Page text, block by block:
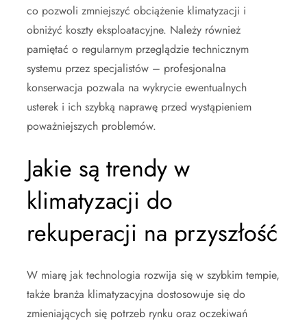
co pozwoli zmniejszyć obciążenie klimatyzacji i
obniżyć koszty eksploatacyjne. Należy również
pamiętać o regularnym przeglądzie technicznym
systemu przez specjalistów – profesjonalna
konserwacja pozwala na wykrycie ewentualnych
usterek i ich szybką naprawę przed wystąpieniem
poważniejszych problemów.
Jakie są trendy w
klimatyzacji do
rekuperacji na przyszłość
W miarę jak technologia rozwija się w szybkim tempie,
także branża klimatyzacyjna dostosowuje się do
zmieniających się potrzeb rynku oraz oczekiwań